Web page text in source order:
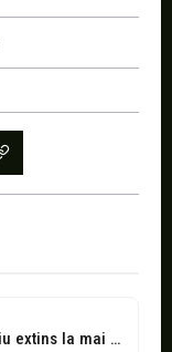
Noapte de foc la Vlăhița: incendiu extins la mai multe anexe gospodărești